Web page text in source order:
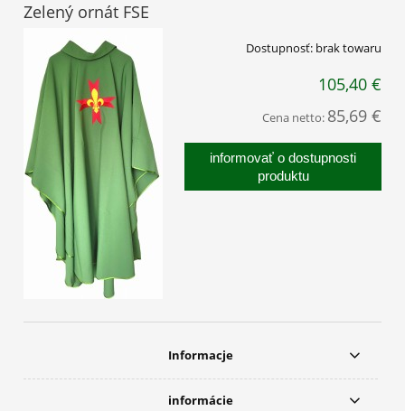
Zelený ornát FSE
Dostupnosť: brak towaru
105,40 €
Cena netto: 85,69 €
informovať o dostupnosti
produktu
Informacje
informácie